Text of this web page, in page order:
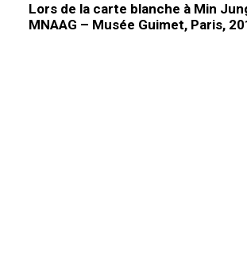
Lors de la carte blanche à Min
MNAAG – Musée Guimet, Paris,